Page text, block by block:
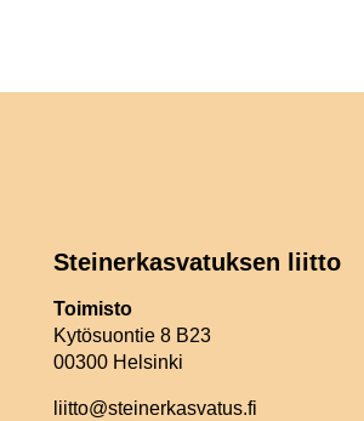
Steinerkasvatuksen liitto
Toimisto
Kytösuontie 8 B23
00300 Helsinki
liitto@steinerkasvatus.fi